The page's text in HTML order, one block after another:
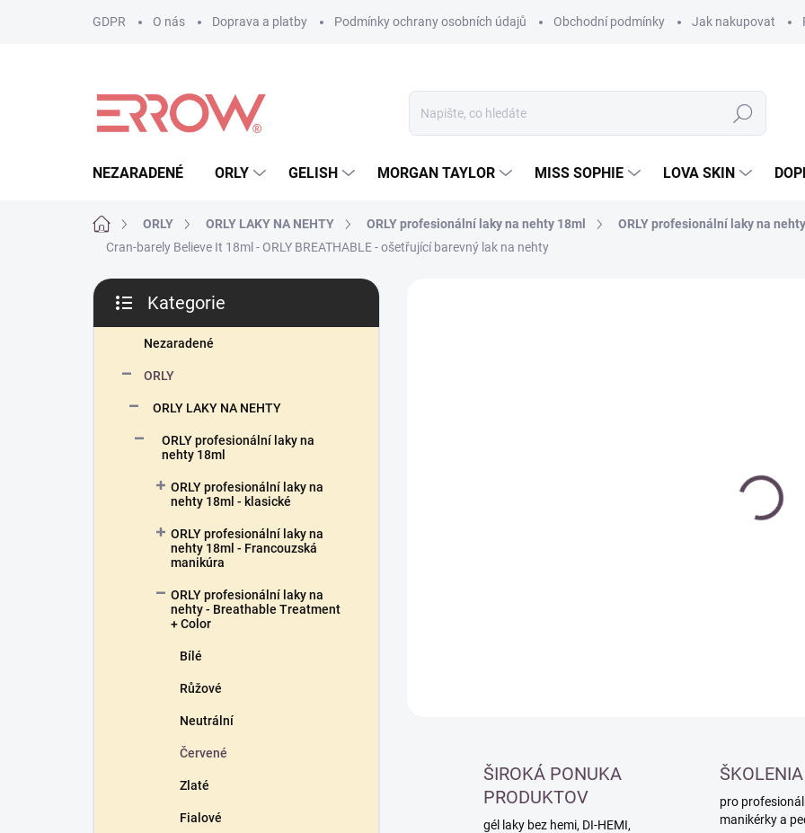
GDPR O nás Doprava a platby Podmínky ochrany osobních údajů Obchodní podmínky Jak nakupovat
Hledat
NEZARADENÉ ORLY GELISH MORGAN TAYLOR MISS SOPHIE LOVA SKIN
Domů ORLY ORLY LAKY NA NEHTY ORLY profesionální laky na nehty 18ml ORLY profesionální laky na
Cran-barely Believe It 18ml - ORLY BREATHABLE - ošetřující barevný lak na nehty
P
s
kategorie
Kategorie
Nezaradené
ORLY
ORLY LAKY NA NEHTY
ORLY profesionální laky na
nehty 18ml
ORLY profesionální laky na
nehty 18ml - klasické
ORLY profesionální laky na
nehty 18ml - Francouzská
manikúra
ORLY profesionální laky na
nehty - Breathable Treatment
+ Color
Bílé
Růžové
Neutrální
Červené
Zlaté
Fialové
ŠIROKÁ PONUKA
PRODUKTOV
gél laky bez hemi, DI-HEMI,
ŠKOLENIA
pro
manikérky a